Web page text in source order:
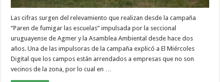
Las cifras surgen del relevamiento que realizan desde la campaña
“Paren de fumigar las escuelas” impulsada por la seccional
uruguayense de Agmer y la Asamblea Ambiental desde hace dos
años. Una de las impulsoras de la campaña explicó a El Miércoles
Digital que los campos están arrendados a empresas que no son
vecinos de la zona, por lo cual en …